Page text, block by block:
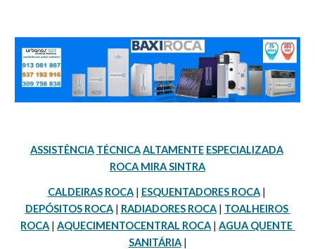
ASSISTÊNCIA TÉCNICA ALTAMENTE ESPECIALIZADA
ROCA MIRA SINTRA
CALDEIRAS ROCA | ESQUENTADORES ROCA
DEPÓSITOS ROCA | RADIADORES ROCA | TOALHEIROS
ROCA | AQUECIMENTOCENTRAL ROCA | AGUA QUENTE
SANITÁRIA |